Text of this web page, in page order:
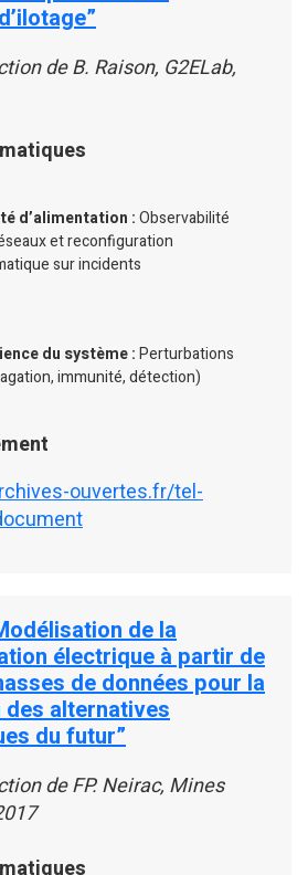
de B. Raison, G2ELab,
d’alimentation :Observabilité
et reconfiguration
sur incidents
du système :Perturbations
immunité, détection)
ouvertes.fr/tel-
de la
électrique à partir de
de données pour la
alternatives
du futur”
de FP. Neirac, Mines